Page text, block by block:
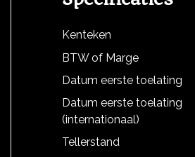
Kenteken
BTW of Marge
Datum eerste toelating
Datum eerste toelating
(internationaal)
Tellerstand